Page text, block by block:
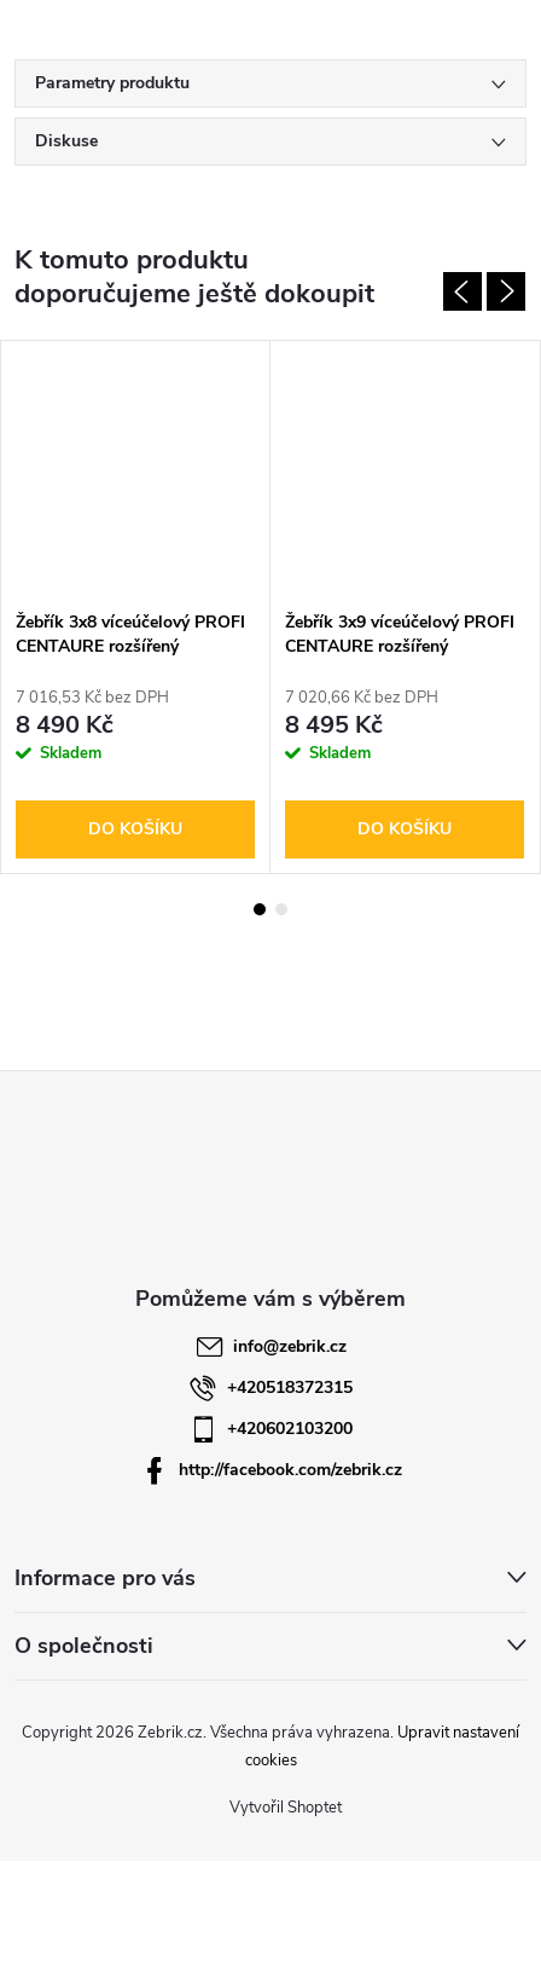
Parametry produktu
Diskuse
K tomuto produktu
doporučujeme ještě dokoupit
Žebřík 3x8 víceúčelový PROFI
CENTAURE rozšířený
7 016,53 Kč bez DPH
8 490 Kč
Skladem
DO KOŠÍKU
Žebřík 3x9 víceúčelový PROFI
CENTAURE rozšířený
7 020,66 Kč bez DPH
8 495 Kč
Skladem
DO KOŠÍKU
info@zebrik.cz
+420518372315
+420602103200
http://facebook.com/zebrik.cz
Informace pro vás
O společnosti
Vytvořil Shoptet
Copyright 2026 Zebrik.cz. Všechna práva vyhrazena. Upravit nastavení
cookies